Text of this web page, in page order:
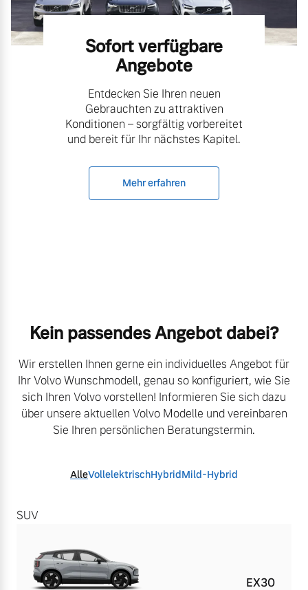
Sofort verfügbare
Angebote
Entdecken Sie Ihren neuen
Gebrauchten zu attraktiven
Konditionen – sorgfältig vorbereitet
und bereit für Ihr nächstes Kapitel.
Mehr erfahren
Kein passendes Angebot dabei?​
Wir erstellen Ihnen gerne ein individuelles Angebot für
Ihr Volvo Wunschmodell, genau so konfiguriert, wie Sie
sich Ihren Volvo vorstellen! Informieren Sie sich dazu
über unsere aktuellen Volvo Modelle und vereinbaren
Sie Ihren persönlichen Beratungstermin.
AlleVollelektrischHybridMild-Hybrid
SUV
EX30